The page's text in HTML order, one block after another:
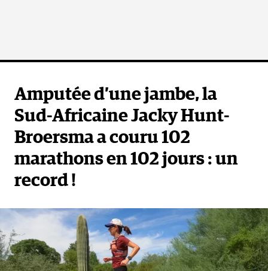
Amputée d’une jambe, la
Sud-Africaine Jacky Hunt-
Broersma a couru 102
marathons en 102 jours : un
record !